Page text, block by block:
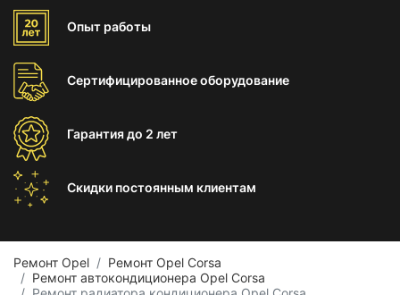
Опыт работы
Сертифицированноеоборудование
Гарантиядо 2 лет
Скидки постоянным клиентам
Ремонт Opel
Ремонт Opel Corsa
Ремонт автокондиционера Opel Corsa